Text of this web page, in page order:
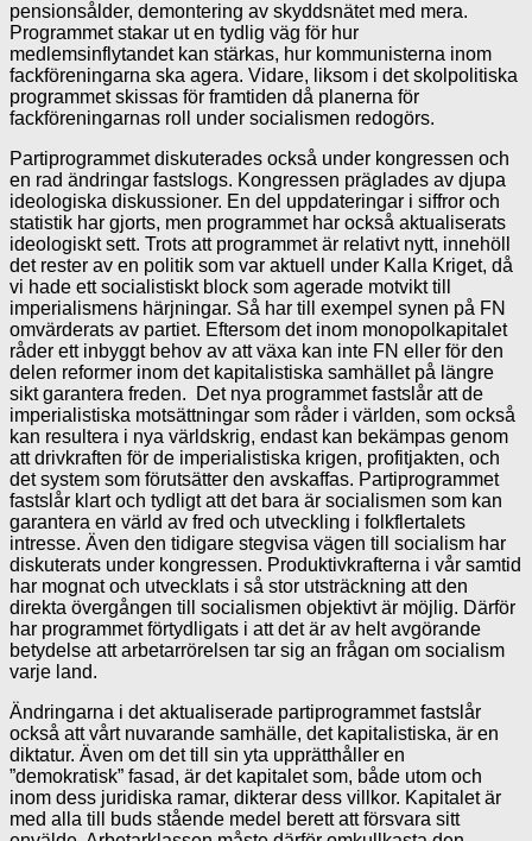
pensionsålder, demontering av skyddsnätet med mera.
Programmet stakar ut en tydlig väg för hur
medlemsinflytandet kan stärkas, hur kommunisterna inom
fackföreningarna ska agera. Vidare, liksom i det skolpolitiska
programmet skissas för framtiden då planerna för
fackföreningarnas roll under socialismen redogörs.
Partiprogrammet diskuterades också under kongressen och
en rad ändringar fastslogs. Kongressen präglades av djupa
ideologiska diskussioner. En del uppdateringar i siffror och
statistik har gjorts, men programmet har också aktualiserats
ideologiskt sett. Trots att programmet är relativt nytt, innehöll
det rester av en politik som var aktuell under Kalla Kriget, då
vi hade ett socialistiskt block som agerade motvikt till
imperialismens härjningar. Så har till exempel synen på FN
omvärderats av partiet. Eftersom det inom monopolkapitalet
råder ett inbyggt behov av att växa kan inte FN eller för den
delen reformer inom det kapitalistiska samhället på längre
sikt garantera freden. Det nya programmet fastslår att de
imperialistiska motsättningar som råder i världen, som också
kan resultera i nya världskrig, endast kan bekämpas genom
att drivkraften för de imperialistiska krigen, profitjakten, och
det system som förutsätter den avskaffas. Partiprogrammet
fastslår klart och tydligt att det bara är socialismen som kan
garantera en värld av fred och utveckling i folkflertalets
intresse. Även den tidigare stegvisa vägen till socialism har
diskuterats under kongressen. Produktivkrafterna i vår samtid
har mognat och utvecklats i så stor utsträckning att den
direkta övergången till socialismen objektivt är möjlig. Därför
har programmet förtydligats i att det är av helt avgörande
betydelse att arbetarrörelsen tar sig an frågan om socialism
varje land.
Ändringarna i det aktualiserade partiprogrammet fastslår
också att vårt nuvarande samhälle, det kapitalistiska, är en
diktatur. Även om det till sin yta upprätthåller en
”demokratisk” fasad, är det kapitalet som, både utom och
inom dess juridiska ramar, dikterar dess villkor. Kapitalet är
med alla till buds stående medel berett att försvara sitt